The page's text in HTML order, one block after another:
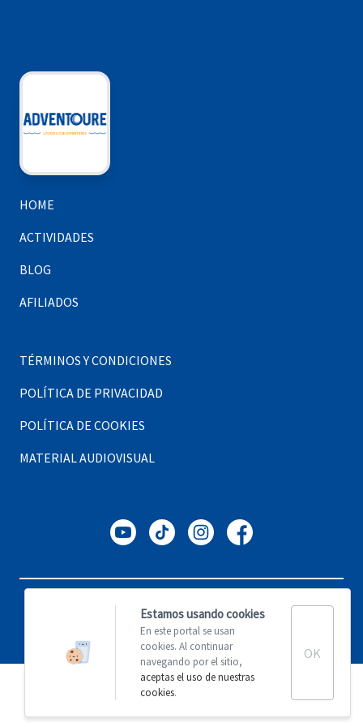
demás estrellas.
Otros puntos donde observar fantásticas puestas de
disfrutar de este espectáculo, algunos de estas son:
- La Tejita
HOME
ACTIVIDADES
BLOG
AFILIADOS
TÉRMINOS Y CONDICIONES
POLÍTICA DE PRIVACIDAD
POLÍTICA DE COOKIES
MATERIAL AUDIOVISUAL
Made with ♥ byCoco Solution
Estamos usando cookies
En este portal se usan
cookies. Al continuar
navegando por el sitio,
aceptas el uso de nuestras
cookies.
OK